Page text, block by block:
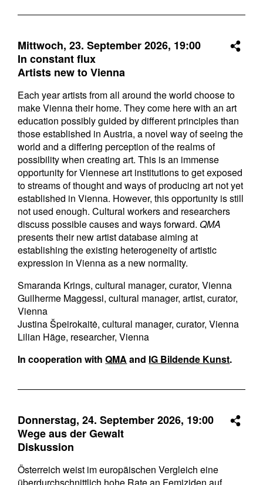
Mittwoch, 23. September 2026, 19:00
In constant flux
Artists new to Vienna
Each year artists from all around the world choose to
make Vienna their home. They come here with an art
education possibly guided by different principles than
those established in Austria, a novel way of seeing the
world and a differing perception of the realms of
possibility when creating art. This is an immense
opportunity for Viennese art institutions to get exposed
to streams of thought and ways of producing art not yet
established in Vienna. However, this opportunity is still
not used enough. Cultural workers and researchers
discuss possible causes and ways forward. QMA
presents their new artist database aiming at
establishing the existing heterogeneity of artistic
expression in Vienna as a new normality.
Smaranda Krings, cultural manager, curator, Vienna
Guilherme Maggessi, cultural manager, artist, curator,
Vienna
Justina Špeirokaitė, cultural manager, curator, Vienna
Lilian Häge, researcher, Vienna
In cooperation withQMA and IG Bildende Kunst.
Donnerstag, 24. September 2026, 19:00
Wege aus der Gewalt
Diskussion
Österreich weist im europäischen Vergleich eine
überdurchschnittlich hohe Rate an Femiziden auf.